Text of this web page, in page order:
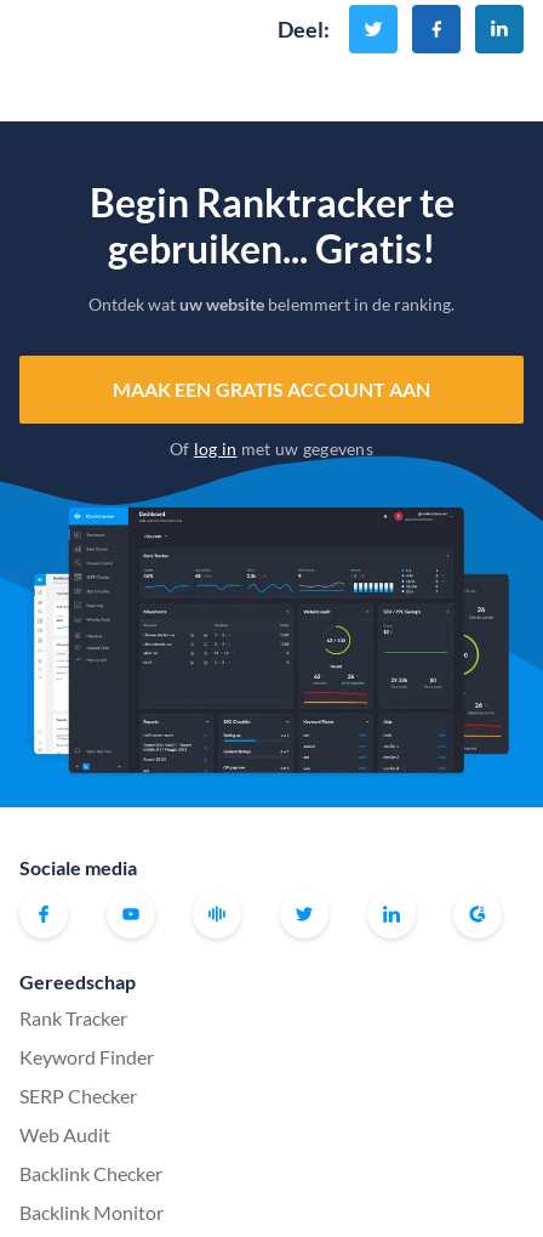
Deel:
Begin Ranktracker te
gebruiken... Gratis!
Ontdek watuw website belemmert in de ranking.
MAAK EEN GRATIS ACCOUNT AAN
Of log in met uw gegevens
Sociale media
Gereedschap
Rank Tracker
Keyword Finder
SERP Checker
Web Audit
Backlink Checker
Backlink Monitor